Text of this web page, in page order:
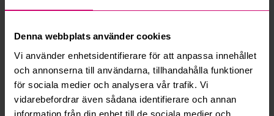
Denna webbplats använder cookies
Vi använder enhetsidentifierare för att anpassa innehållet
och annonserna till användarna, tillhandahålla funktioner
för sociala medier och analysera vår trafik. Vi
vidarebefordrar även sådana identifierare och annan
information från din enhet till de sociala medier och
Oanvänd Oanvänd